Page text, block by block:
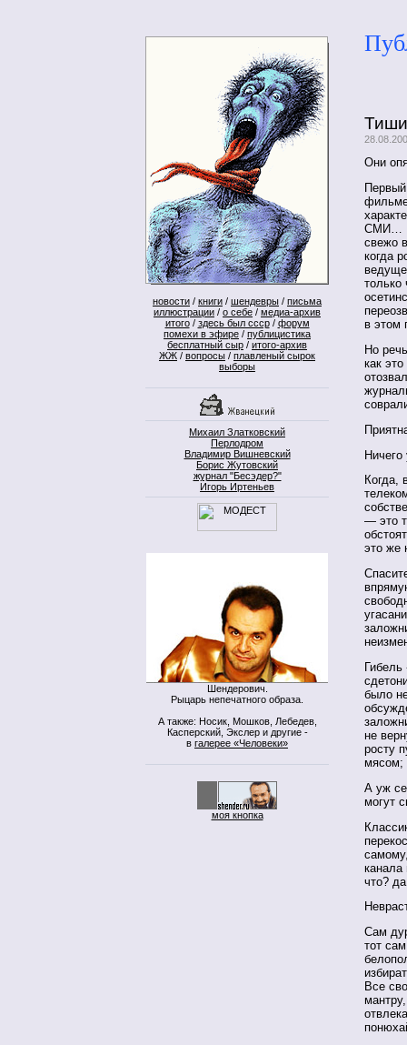
новости / книги / шендевры / письма
иллюстрации / о себе / медиа-архив
итого/ здесь был ссср/ форум
помехи в эфире / публицистика
бесплатный сыр / итого-архив
ЖЖ / вопросы / плавленый сырок
выборы
Михаил Златковский
Перлодром
Владимир Вишневский
Борис Жутовский
журнал "Бесэдер?"
Игорь Иртеньев
Шендерович.
Рыцарь непечатного образа.
А также: Носик, Мошков, Лебедев,
Касперский, Экслер и другие -
в галерее «Человеки»
моя кнопка
Они
СМИ…
свежо
когда
только
в этом
Но
как
Ничего
Когда,
— это
это же
было
не
росту
мясом;
А уж
могут
что?
Сам
тот
Все